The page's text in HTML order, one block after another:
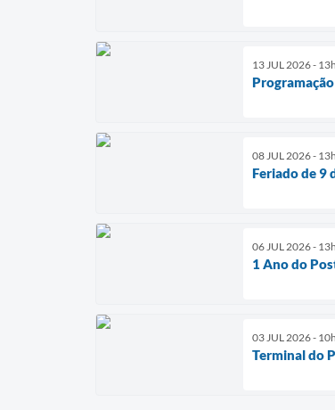
13 JUL 2026 -
08 JUL 2026 -
Feriado de 9
06 JUL 2026 -
1 Ano do
03 JUL 2026 -
Terminal do